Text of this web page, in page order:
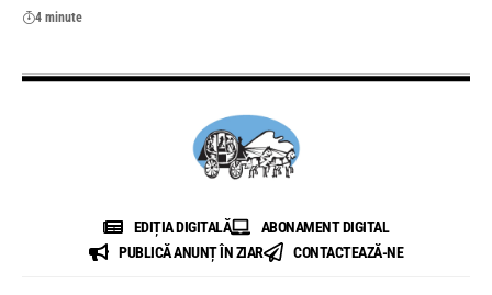
4 minute
EDIȚIA DIGITALĂ
ABONAMENT DIGITAL
PUBLICĂ ANUNȚ ÎN ZIAR
CONTACTEAZĂ-NE